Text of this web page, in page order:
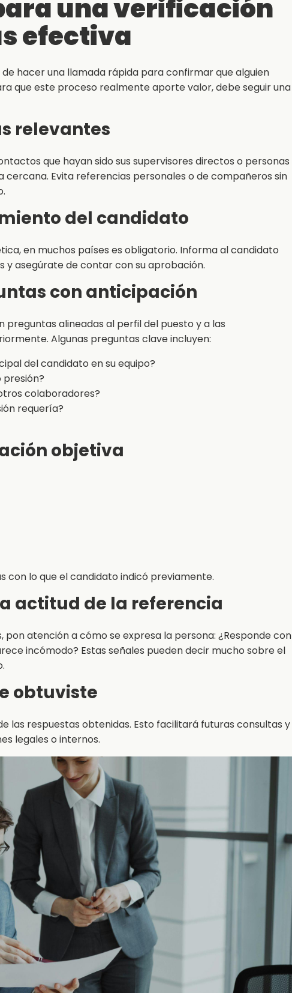
una verificación
efectiva
hacer una llamada rápida para confirmar que alguien
que este proceso realmente aporte valor, debe seguir una
relevantes
que hayan sido sus supervisores directos o personas
Evita referencias personales o de compañeros sin
del candidato
en muchos países es obligatorio. Informa al candidato
y asegúrate de contar con su aprobación.
con anticipación
preguntas alineadas al perfil del puesto y a las
Algunas preguntas clave incluyen:
del candidato en su equipo?
colaboradores?
requería?
objetiva
con lo que el candidato indicó previamente.
actitud de la referencia
pon atención a cómo se expresa la persona: ¿Responde con
incómodo? Estas señales pueden decir mucho sobre el
obtuviste
las respuestas obtenidas. Esto facilitará futuras consultas y
legales o internos.